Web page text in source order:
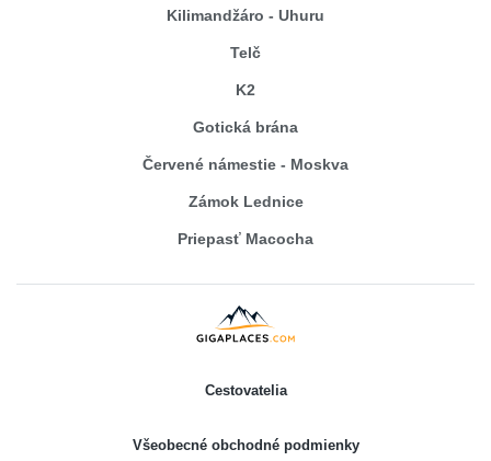
Kilimandžáro - Uhuru
Telč
K2
Gotická brána
Červené námestie - Moskva
Zámok Lednice
Priepasť Macocha
Cestovatelia
Všeobecné obchodné podmienky